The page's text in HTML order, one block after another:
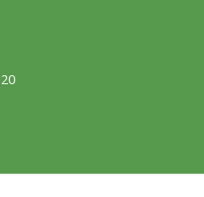
traccia il bilancio della stagione